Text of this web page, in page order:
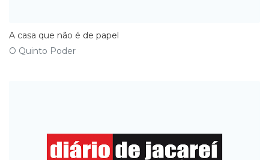
A casa que não é de papel
O Quinto Poder